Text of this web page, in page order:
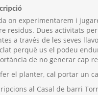
on experimentarem i
residus. Dues activitats
a través de les seves
perquè us el podeu
de no generar cap
el planter, cal portar un
al Casal de barri